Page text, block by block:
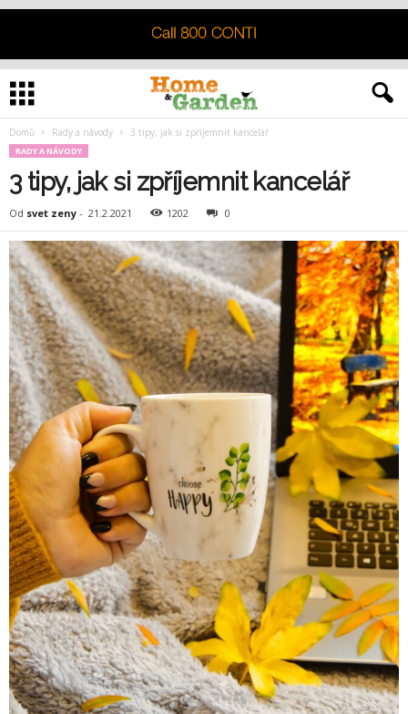
Domů Rady a návody 3 tipy, jak si zpříjemnit kancelář
RADY A NÁVODY
3 tipy, jak si zpříjemnit kancelář
Od svet zeny - 21.2.2021 1202 0